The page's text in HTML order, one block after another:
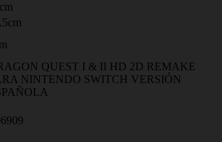
QUEST I & II HD 2D REMAKE
NINTENDO SWITCH VERSIÓN